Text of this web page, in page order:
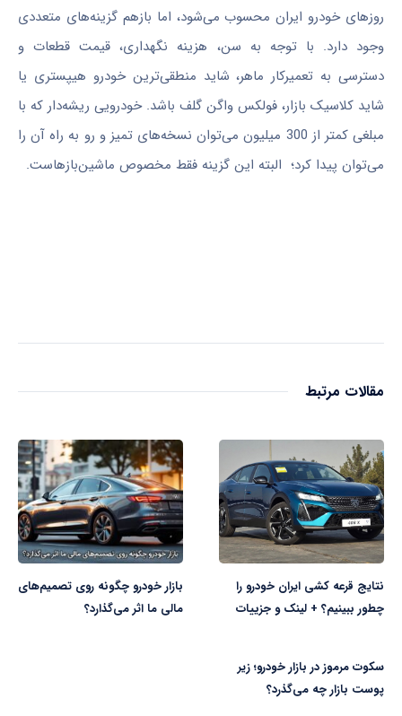
روزهای خودرو ایران محسوب می‌شود، اما بازهم گزینه‌های متعددی
وجود دارد. با توجه به سن، هزینه نگهداری، قیمت قطعات و
دسترسی به تعمیرکار ماهر، شاید منطقی‌ترین خودرو هیپستری یا
شاید کلاسیک بازار، فولکس واگن گلف باشد. خودرویی ریشه‌دار که با
مبلغی کمتر از 300 میلیون می‌توان نسخه‌های تمیز و رو به راه آن را
می‌توان پیدا کرد؛ البته این گزینه فقط مخصوص ماشین‌بازهاست.
مقالات مرتبط
نتایج قرعه کشی ایران خودرو را
چطور ببینیم؟ + لینک و جزییات
بازار خودرو چگونه روی تصمیم‌های
مالی ما اثر می‌گذارد؟
سکوت مرموز در بازار خودرو؛ زیر
پوست بازار چه می‌گذرد؟